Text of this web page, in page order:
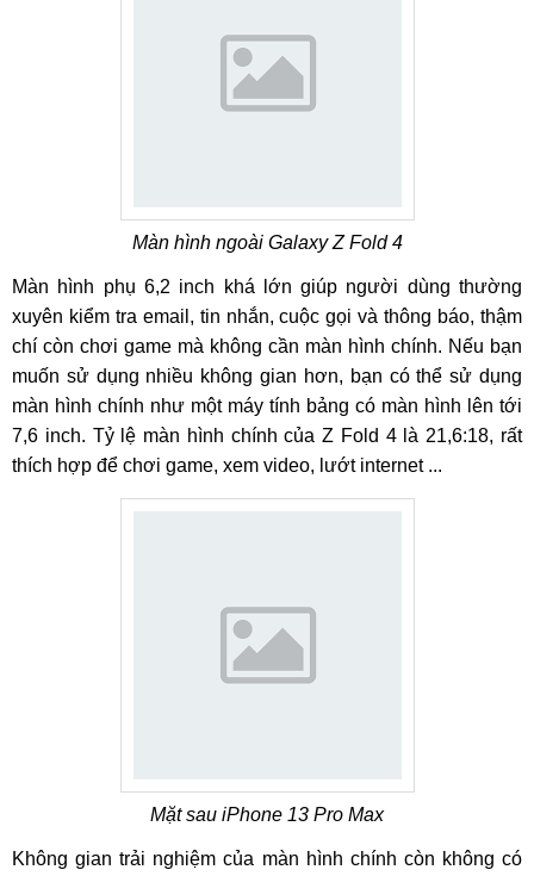
Màn hình ngoài Galaxy Z Fold 4
Màn hình phụ 6,2 inch khá lớn giúp người dùng thường
xuyên kiểm tra email, tin nhắn, cuộc gọi và thông báo, thậm
chí còn chơi game mà không cần màn hình chính. Nếu bạn
muốn sử dụng nhiều không gian hơn, bạn có thể sử dụng
màn hình chính như một máy tính bảng có màn hình lên tới
7,6 inch. Tỷ lệ màn hình chính của Z Fold 4 là 21,6:18, rất
thích hợp để chơi game, xem video, lướt internet ...
Mặt sau iPhone 13 Pro Max
Không gian trải nghiệm của màn hình chính còn không có